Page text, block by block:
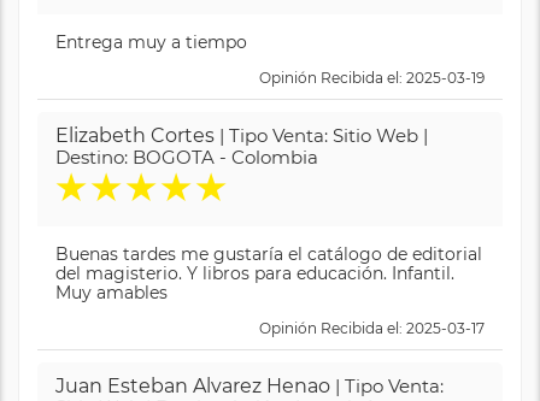
Entrega muy a tiempo
Opinión Recibida el: 2025-03-19
Elizabeth Cortes | Tipo Venta: Sitio Web |
Destino: BOGOTA - Colombia
★★★★★
Buenas tardes me gustaría el catálogo de editorial
del magisterio. Y libros para educación. Infantil.
Muy amables
Opinión Recibida el: 2025-03-17
Juan Esteban Alvarez Henao | Tipo Venta: